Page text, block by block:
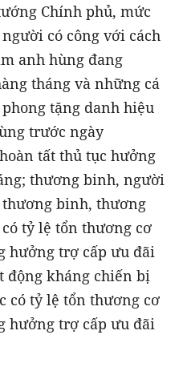
Chính phủ, mức
có công với cách
anh hùng đang
tháng và những cá
tặng danh hiệu
trước ngày
tất thủ tục hưởng
thương binh, người
binh, thương
tỷ lệ tổn thương cơ
hưởng trợ cấp ưu đãi
động kháng chiến bị
có tỷ lệ tổn thương cơ
hưởng trợ cấp ưu đãi